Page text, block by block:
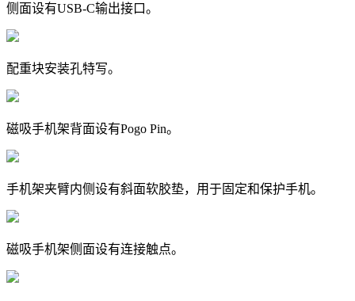
侧面设有USB-C输出接口。
配重块安装孔特写。
磁吸手机架背面设有Pogo Pin。
手机架夹臂内侧设有斜面软胶垫，用于固定和保护手机。
磁吸手机架侧面设有连接触点。